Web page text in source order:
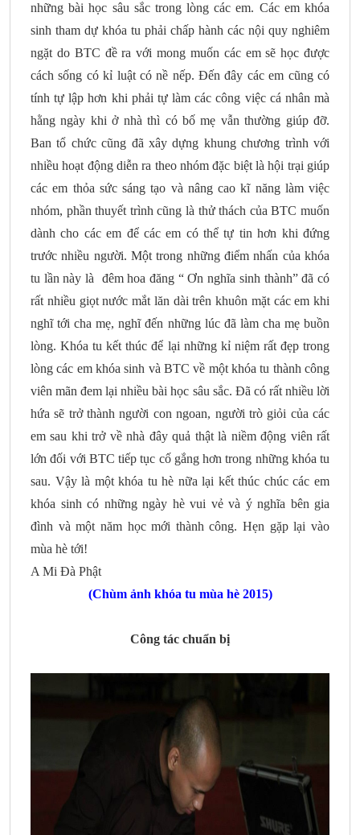
những bài học sâu sắc trong lòng các em. Các em khóa
sinh tham dự khóa tu phải chấp hành các nội quy nghiêm
ngặt do BTC đề ra với mong muốn các em sẽ học được
cách sống có kỉ luật có nề nếp. Đến đây các em cũng có
tính tự lập hơn khi phải tự làm các công việc cá nhân mà
hằng ngày khi ở nhà thì có bố mẹ vẫn thường giúp đỡ.
Ban tổ chức cũng đã xây dựng khung chương trình với
nhiều hoạt động diễn ra theo nhóm đặc biệt là hội trại giúp
các em thỏa sức sáng tạo và nâng cao kĩ năng làm việc
nhóm, phần thuyết trình cũng là thử thách của BTC muốn
dành cho các em để các em có thể tự tin hơn khi đứng
trước nhiều người. Một trong những điểm nhấn của khóa
tu lần này là đêm hoa đăng “ Ơn nghĩa sinh thành” đã có
rất nhiều giọt nước mắt lăn dài trên khuôn mặt các em khi
nghĩ tới cha mẹ, nghĩ đến những lúc đã làm cha mẹ buồn
lòng. Khóa tu kết thúc để lại những kỉ niệm rất đẹp trong
lòng các em khóa sinh và BTC về một khóa tu thành công
viên mãn đem lại nhiều bài học sâu sắc. Đã có rất nhiều lời
hứa sẽ trở thành người con ngoan, người trò giỏi của các
em sau khi trở về nhà đây quả thật là niềm động viên rất
lớn đối với BTC tiếp tục cố gắng hơn trong những khóa tu
sau. Vậy là một khóa tu hè nữa lại kết thúc chúc các em
khóa sinh có những ngày hè vui vẻ và ý nghĩa bên gia
đình và một năm học mới thành công. Hẹn gặp lại vào
mùa hè tới!
A Mi Đà Phật
(Chùm ảnh khóa tu mùa hè 2015)
Công tác chuẩn bị